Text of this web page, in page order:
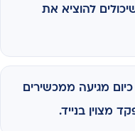
להוציא את
מגיעה ממכשירים
מצוין בנייד.